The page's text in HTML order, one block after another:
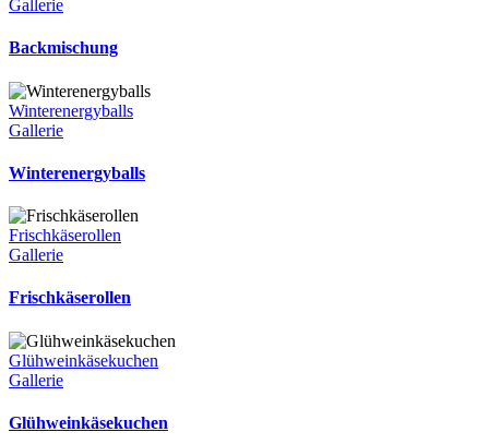
Gallerie
Backmischung
Winterenergyballs
Gallerie
Winterenergyballs
Frischkäserollen
Gallerie
Frischkäserollen
Glühweinkäsekuchen
Gallerie
Glühweinkäsekuchen